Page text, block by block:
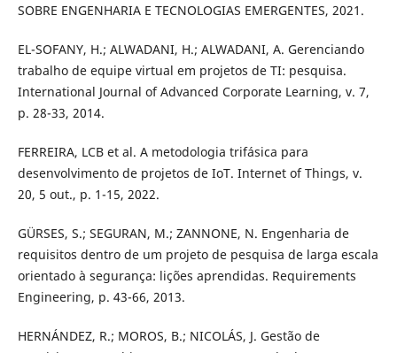
SOBRE ENGENHARIA E TECNOLOGIAS EMERGENTES, 2021.
EL-SOFANY, H.; ALWADANI, H.; ALWADANI, A. Gerenciando
trabalho de equipe virtual em projetos de TI: pesquisa.
International Journal of Advanced Corporate Learning, v. 7,
p. 28-33, 2014.
FERREIRA, LCB et al. A metodologia trifásica para
desenvolvimento de projetos de IoT. Internet of Things, v.
20, 5 out., p. 1-15, 2022.
GÜRSES, S.; SEGURAN, M.; ZANNONE, N. Engenharia de
requisitos dentro de um projeto de pesquisa de larga escala
orientado à segurança: lições aprendidas. Requirements
Engineering, p. 43-66, 2013.
HERNÁNDEZ, R.; MOROS, B.; NICOLÁS, J. Gestão de